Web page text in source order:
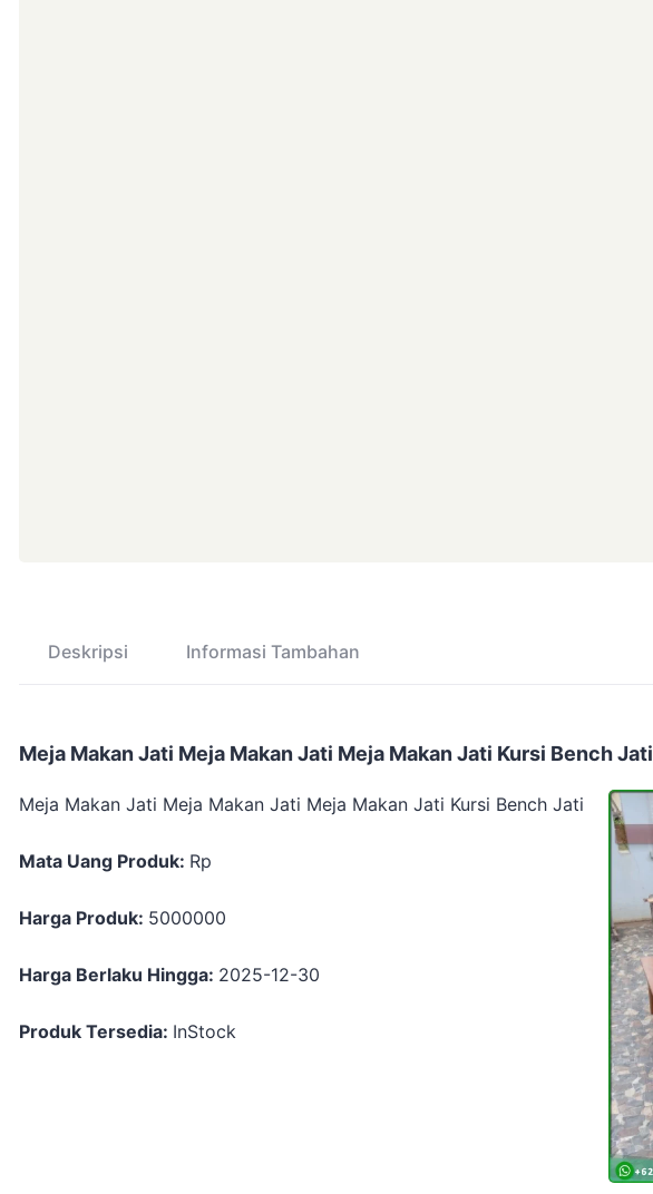
Deskripsi Informasi Tambahan
Meja Makan Jati Meja Makan Jati Meja Makan Jati Kursi Bench Jati
Meja Makan Jati Meja Makan Jati Meja Makan Jati Kursi Bench Jati
Mata Uang Produk: Rp
Harga Produk: 5000000
Harga Berlaku Hingga: 2025-12-30
Produk Tersedia: InStock